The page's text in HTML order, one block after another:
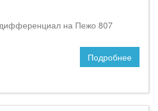
на Пежо 807
Подробнее